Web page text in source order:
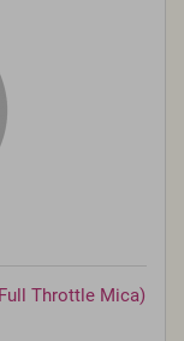
Throttle Mica)